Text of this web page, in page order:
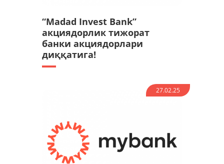
“Madad Invest Bank”
акциядорлик тижорат
банки акциядорлари
диққатига!
27.02.25